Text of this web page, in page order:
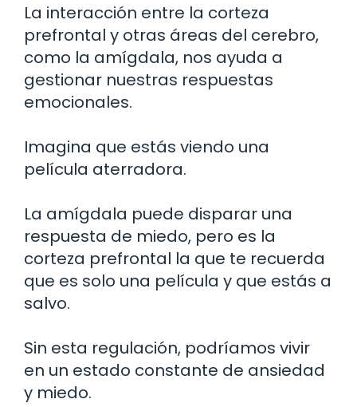
La interacción entre la corteza
prefrontal y otras áreas del cerebro,
como la amígdala, nos ayuda a
gestionar nuestras respuestas
emocionales.
Imagina que estás viendo una
película aterradora.
La amígdala puede disparar una
respuesta de miedo, pero es la
corteza prefrontal la que te recuerda
que es solo una película y que estás a
salvo.
Sin esta regulación, podríamos vivir
en un estado constante de ansiedad
y miedo.